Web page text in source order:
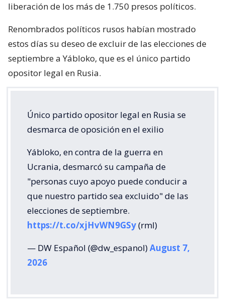
liberación de los más de 1.750 presos políticos.
Renombrados políticos rusos habían mostrado
estos días su deseo de excluir de las elecciones de
septiembre a Yábloko, que es el único partido
opositor legal en Rusia.
Único partido opositor legal en Rusia se
desmarca de oposición en el exilio
Yábloko, en contra de la guerra en
Ucrania, desmarcó su campaña de
"personas cuyo apoyo puede conducir a
que nuestro partido sea excluido" de las
elecciones de septiembre.
https://t.co/xjHvWN9GSy(rml)
— DW Español (@dw_espanol)August 7,
2026